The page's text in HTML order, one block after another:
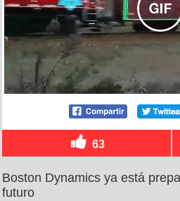
63
Boston Dynamics ya está
futuro